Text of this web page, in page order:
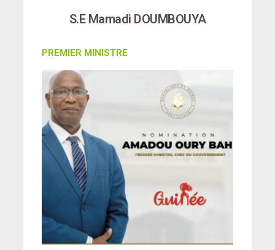
S.E Mamadi DOUMBOUYA
PREMIER MINISTRE